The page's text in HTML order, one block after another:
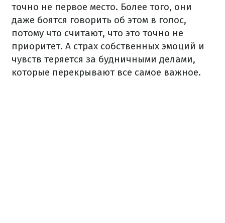
точно не первое место. Более того, они
даже боятся говорить об этом в голос,
потому что считают, что это точно не
приоритет. А страх собственных эмоций и
чувств теряется за будничными делами,
которые перекрывают все самое важное.